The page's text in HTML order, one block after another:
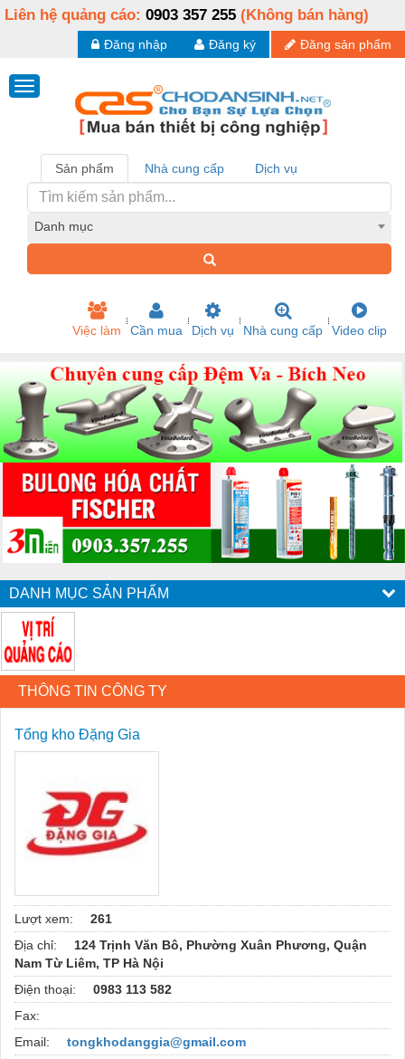
Liên hệ quảng cáo: 0903 357 255 (Không bán hàng)
Đăng sản phẩm
Đăng ký
Đăng nhập
Sản phẩm Nhà cung cấp Dịch vụ
Danh mục
Việc làm Cần mua Dịch vụ Nhà cung cấp Video clip
DANH MỤC SẢN PHẨM
THÔNG TIN CÔNG TY
Tổng kho Đặng Gia
Lượt xem:
261
Địa chỉ:
124 Trịnh Văn Bô, Phường Xuân Phương, Quận
Nam Từ Liêm, TP Hà Nội
Điện thoại:
0983 113 582
Fax:
Email:
tongkhodanggia@gmail.com